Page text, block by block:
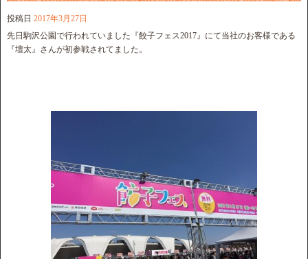
投稿日 2017年3月27日
先日駒沢公園で行われていました『餃子フェス2017』にて当社のお客様である
『壇太』さんが初参戦されてました。